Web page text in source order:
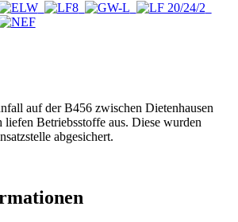
auf der B456 zwischen Dietenhausen
liefen Betriebsstoffe aus. Diese wurden
abgesichert.